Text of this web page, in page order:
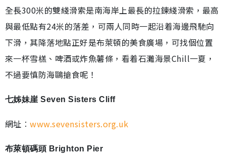
全長300米的雙綫滑索是南海岸上最長的拉鍊綫滑索，最高
與最低點有24米的落差，可兩人同時一起沿着海邊飛馳向
下滑，其降落地點正好是布萊頓的美食廣場，可找個位置
來一杯雪榚、啤酒或炸魚薯條，看着石灘海景Chill一夏，
不過要慎防海鷗搶食呢！
七姊妹崖 Seven Sisters Cliff
網址︰www.sevensisters.org.uk
布萊頓碼頭 Brighton Pier